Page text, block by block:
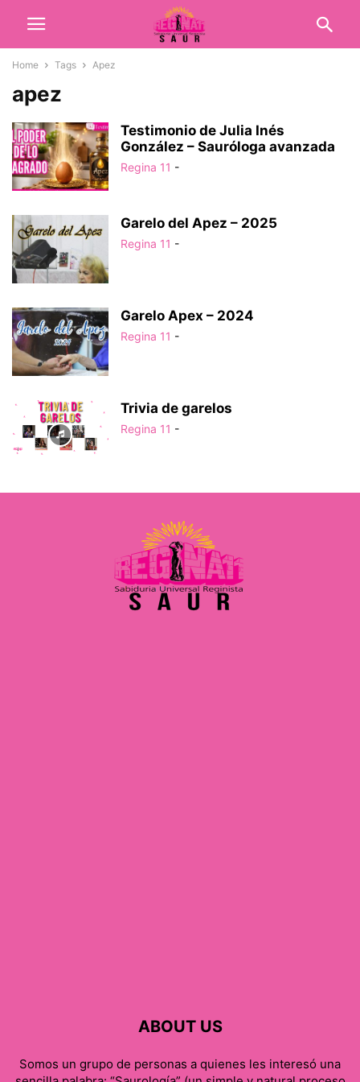
Home Tags Apez
apez
Testimonio de Julia Inés
González – Sauróloga avanzada
Regina 11 -
Garelo del Apez – 2025
Regina 11 -
Garelo Apex – 2024
Regina 11 -
Trivia de garelos
Regina 11 -
ABOUT US
Somos un grupo de personas a quienes les interesó una